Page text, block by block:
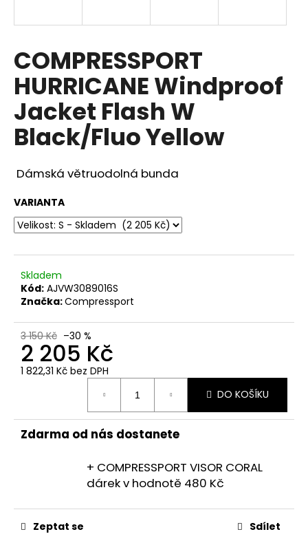
COMPRESSPORT
HURRICANE Windproof
Jacket Flash W
Black/Fluo Yellow
Dámská větruodolná bunda
VARIANTA
Skladem
Kód: AJVW3089016S
Značka:Compressport
3 150 Kč –30 %
2 205 Kč
1 822,31 Kč bez DPH
DO KOŠÍKU
Zdarma od nás dostanete
+ COMPRESSPORT VISOR CORAL
dárekv hodnotě 480 Kč
Zeptat se Sdílet
í
t
?
D
o
p
u
č
u
m